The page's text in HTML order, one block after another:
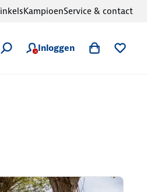
Inloggen
KampioenService & contact